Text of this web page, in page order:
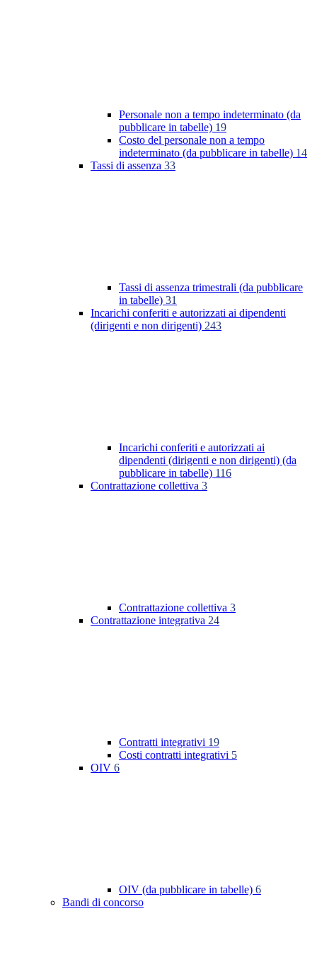
Personale non a tempo indeterminato (da
pubblicare in tabelle) 19
Costo del personale non a tempo
indeterminato (da pubblicare in tabelle) 14
Tassi di assenza 33
Tassi di assenza trimestrali (da pubblicare
in tabelle) 31
Incarichi conferiti e autorizzati ai dipendenti
(dirigenti e non dirigenti) 243
Incarichi conferiti e autorizzati ai
dipendenti (dirigenti e non dirigenti) (da
pubblicare in tabelle) 116
Contrattazione collettiva 3
Contrattazione collettiva 3
Contrattazione integrativa 24
Contratti integrativi 19
Costi contratti integrativi 5
OIV 6
OIV (da pubblicare in tabelle) 6
Bandi di concorso